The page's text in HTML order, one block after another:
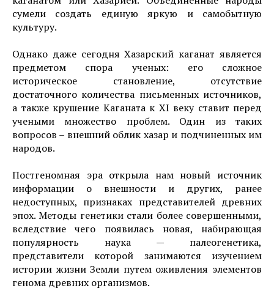
сумели создать единую яркую и самобытную
культуру.
Однако даже сегодня Хазарский каганат является
предметом спора ученых: его сложное
историческое становление, отсутствие
достаточного количества письменных источников,
а также крушение Каганата к XI веку ставит перед
учеными множество проблем. Один из таких
вопросов – внешний облик хазар и подчиненных им
народов.
Постгеномная эра открыла нам новый источник
информации о внешности и других, ранее
недоступных, признаках представителей древних
эпох. Методы генетики стали более совершенными,
вследствие чего появилась новая, набирающая
популярность наука — палеогенетика,
представители которой занимаются изучением
истории жизни Земли путем оживления элементов
генома древних организмов.